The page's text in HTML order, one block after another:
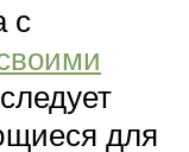
с
для